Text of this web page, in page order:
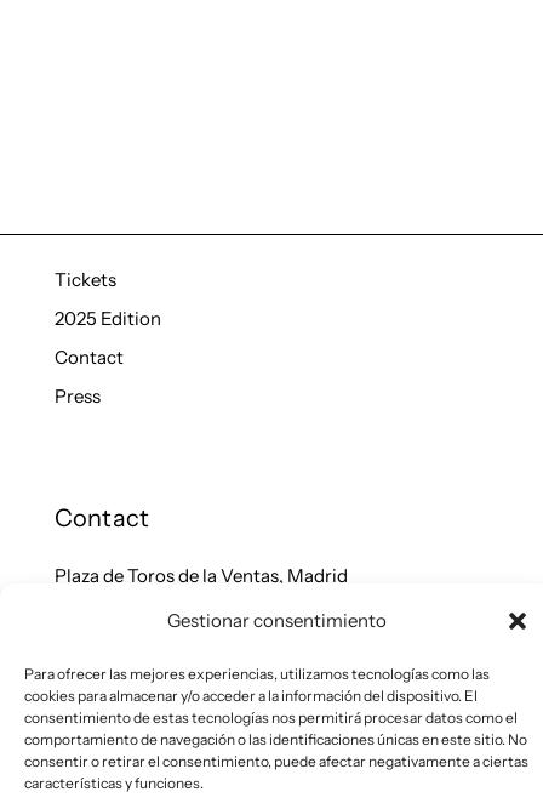
Gestionar consentimiento
Para ofrecer las mejores experiencias, utilizamos tecnologías como las
cookies para almacenar y/o acceder a la información del dispositivo. El
consentimiento de estas tecnologías nos permitirá procesar datos como el
comportamiento de navegación o las identificaciones únicas en este sitio. No
consentir o retirar el consentimiento, puede afectar negativamente a ciertas
características y funciones.
Tickets
2025 Edition
Contact
Press
Contact
Plaza de Toros de la Ventas, Madrid
organizacion@miadfair.com
Instagram
Facebook
Linkedin